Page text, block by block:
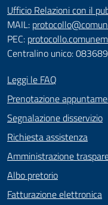
Ufficio Relazioni con il
MAIL:
PEC:
Centralino unico:
Leggi le FAQ
Prenotazione
Segnalazione disservizio
Richiesta assistenza
Amministrazione
Albo pretorio
Fatturazione elettronica